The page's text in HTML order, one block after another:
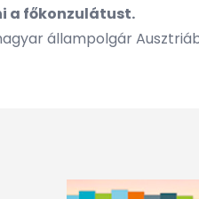
a főkonzulátust.
állampolgár